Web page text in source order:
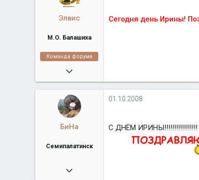
а
Элвис
М.О. Балашиха
Команда форума
16.02.2008
38 918
Город
Сегодня день Ирины!
БиНа
Семипалатинск
01.08.2008
01.10.2008
С ДНЁМ ИРИНЫ!!!!!!!!!!!!!!!!!